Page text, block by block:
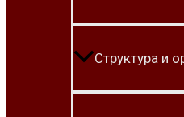
Структура и